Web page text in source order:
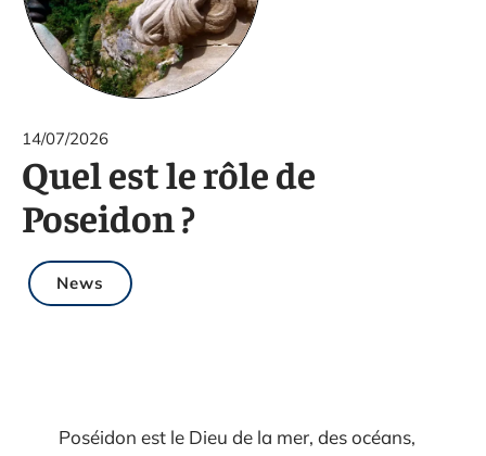
14/07/2026
Quel est le rôle de
Poseidon ?
News
Poséidon est le Dieu de la mer, des océans,